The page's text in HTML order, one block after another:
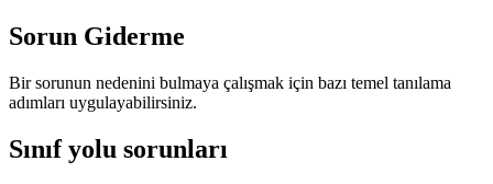
Sorun Giderme
Bir sorunun nedenini bulmaya çalışmak için bazı temel tanılama
adımları uygulayabilirsiniz.
Sınıf yolu sorunları